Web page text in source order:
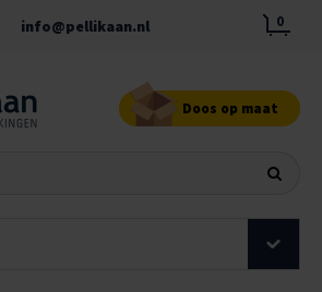
info@pellikaan.nl 0
Doos op maat